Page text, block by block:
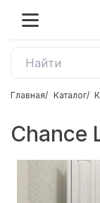
Главная Каталог
Chance